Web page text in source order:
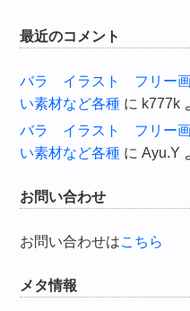
最近のコメント
バラ イラスト フリー
い素材など各種 に k777k
バラ イラスト フリー
い素材など各種 にAyu.Y
お問い合わせ
お問い合わせはこちら
メタ情報